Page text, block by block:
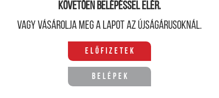
követően belépéssel elér.
Vagy vásárolja meg a lapot az újságárusoknál.
Előfizetek
Belépek